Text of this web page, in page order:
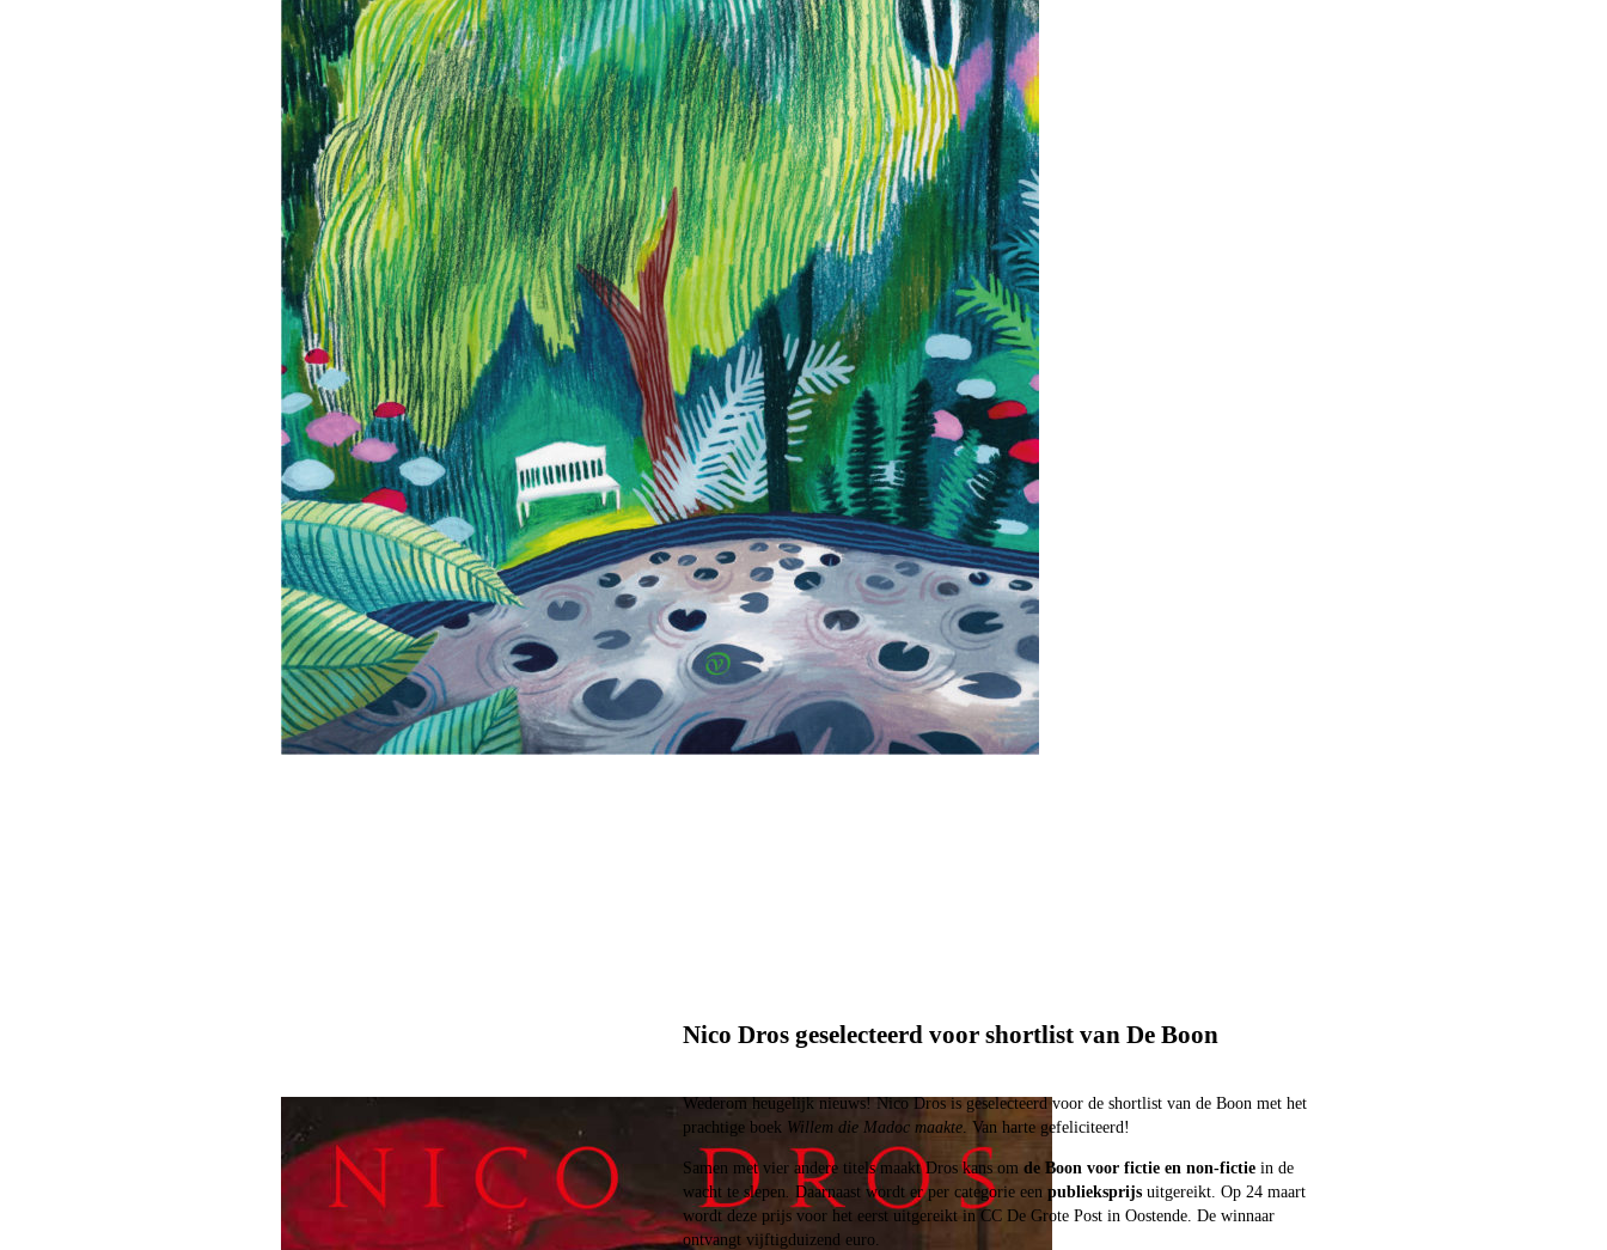
Nico Dros geselecteerd voor shortlist van De Boon
Wederom heugelijk nieuws! Nico Dros is geselecteerd voor de shortlist van de Boon met het
prachtige boek Willem die Madoc maakte . Van harte gefeliciteerd!
Samen met vier andere titels maakt Dros kans omde Boon voor fictie en non-fictiein de
wacht te slepen
Daarnaast wordt er per categorie eenpublieksprijs uitgereikt. Op 24 maart
wordt deze prijs voor het eerst uitgereikt in CC De Grote Post in Oostende. De winnaar
ontvangt vijftigduizend euro.